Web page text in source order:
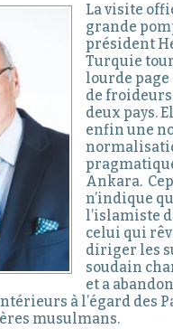
La visite
grande
président
Turquie
lourde page
de
deux pays.
enfin une
Ankara.
n’indique
l’islamiste
celui qui
diriger les
soudain
et a
à l’égard des
musulmans.